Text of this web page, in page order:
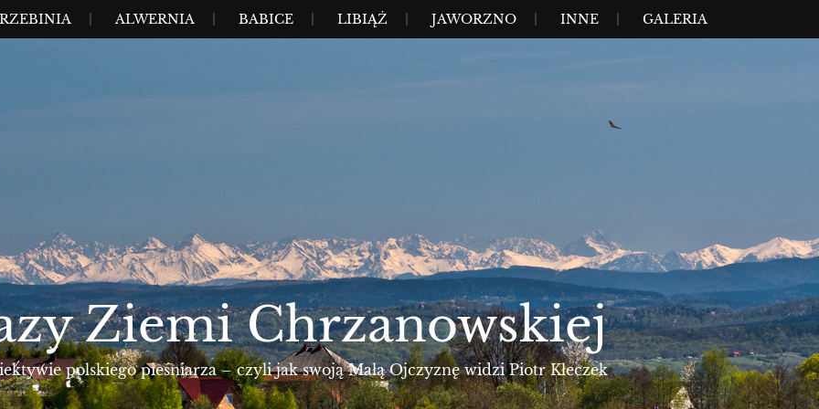
ALWERNIA BABICE LIBIĄŻ JAWORZNO INNE GALERIA
Ziemi Chrzanowskiej
polskiego pieśniarza – czyli jak swoją Małą Ojczyznę widzi Piotr Kłeczek